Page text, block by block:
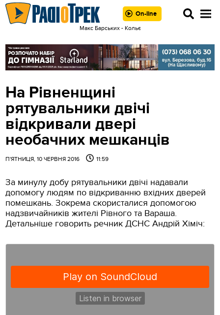
On-line
Макс Барських - Кольє
На Рівненщині
рятувальники двічі
відкривали двері
необачних мешканців
П'ЯТНИЦЯ, 10 ЧЕРВНЯ 2016 11:59
За минулу добу рятувальники двічі надавали
допомогу людям по відкриванню вхідних дверей
помешкань. Зокрема скористалися допомогою
надзвичайників жителі Рівного та Вараша.
Детальніше говорить речник ДСНС Андрій Хіміч: